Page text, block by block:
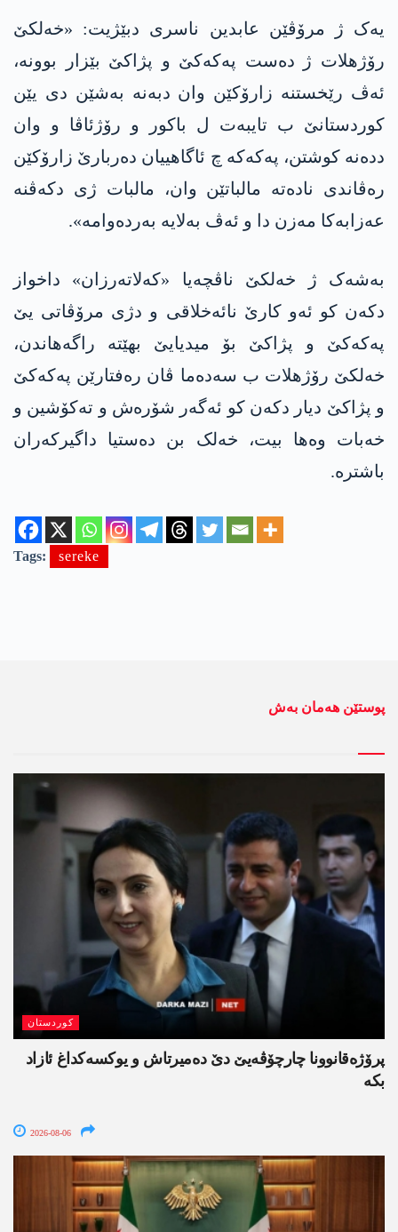
یەک ژ مرۆڤێن عابدین ناسری دبێژیت: «خەلکێ
رۆژهلات ژ دەست په‌كه‌كێ و پژاکێ بێزار بوونە،
ئه‌ڤ رێخستنه‌ زارۆکێن وان دبه‌نه‌ بەشێن دی یێن
کوردستانێ ب تایبەت ل باکور و رۆژئاڤا و وان
دده‌نه‌ کوشتن، په‌كه‌كه‌ چ ئاگاهییان ده‌ربارێ زارۆکێن
ره‌ڤاندی ناده‌ته‌ مالباتێن وان، مالبات ژی دكه‌ڤنه‌
عه‌زابه‌كا مه‌زن دا و ئه‌ڤ به‌لایه‌ به‌رده‌وامه»‌.
بەشەک ژ خەلکێ ناڤچەیا «کەلاتەرزان» داخواز
دکه‌ن کو ئەو کارێ نائەخلاقی و دژی مرۆڤاتی یێ
په‌كه‌كێ و پژاکێ بۆ میدیایێ بهێته‌ راگەهاندن،
خه‌لكێ رۆژهلات ب سه‌ده‌ما ڤان ره‌فتارێن په‌كه‌كێ
و پژاكێ دیار دكه‌ن كو ئەگەر شۆرەش و تەکۆشین و
خەبات وه‌ها بیت، خەلک بن دەستیا داگیرکەران
باشترە.
Tags: sereke
پوستێن ھەمان بەش
کوردستان
پرۆژەقانوونا چارچۆڤەیێ دێ دەمیرتاش و یوکسەکداغ ئازاد
بکە
2026-08-06